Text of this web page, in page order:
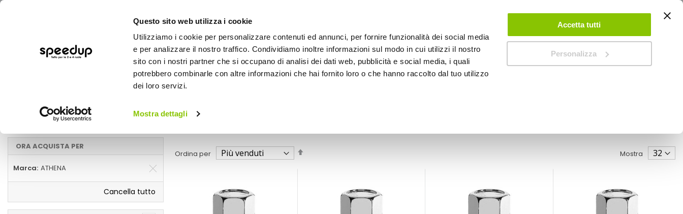
Questo sito web utilizza i cookie
Utilizziamo i cookie per personalizzare contenuti ed annunci, per fornire funzionalità dei social media
e per analizzare il nostro traffico. Condividiamo inoltre informazioni sul modo in cui utilizzi il nostro
sito con i nostri partner che si occupano di analisi dei dati web, pubblicità e social media, i quali
potrebbero combinarle con altre informazioni che hai fornito loro o che hanno raccolto dal tuo utilizzo
dei loro servizi.
Mostra dettagli
Accetta tutti
Personalizza
ACCEDI CREA UN ACCOUNT CONTATTACI
BICI OUTDOOR
Auto Gomme, cerchi e freni
Gomme, cerchi e freni ATHENA
Ordina per Mostra
ORA ACQUISTA PER
Marca ATHENA
Cancella tutto